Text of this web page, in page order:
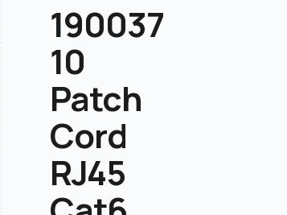
190037
10
Patch
Cord
RJ45